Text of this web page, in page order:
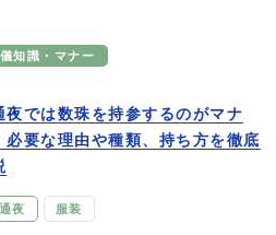
知識・マナー
夜では数珠を持参するのがマナ
必要な理由や種類、持ち方を徹底
夜 服装